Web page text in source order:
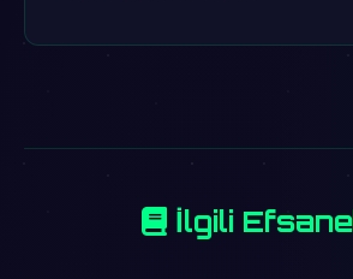
İlgili